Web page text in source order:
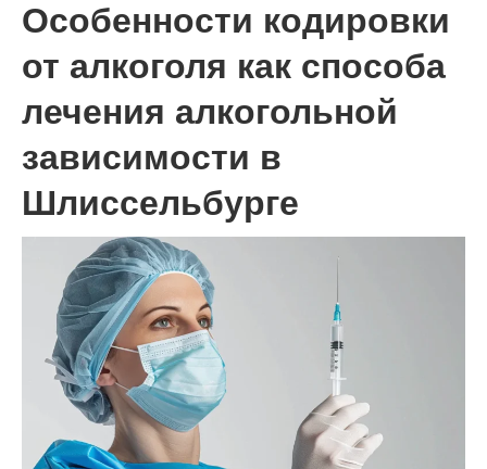
Особенности кодировки
от алкоголя как способа
лечения алкогольной
зависимости в
Шлиссельбурге